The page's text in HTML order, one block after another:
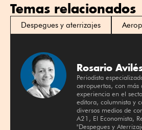
Temas relacionados
Despegues y aterrizajes
Rosario
Periodista
aeropuertos, con más
experiencia en el
editora, columnista y
diversos medios de
A21, El Economista,
"Despegues y